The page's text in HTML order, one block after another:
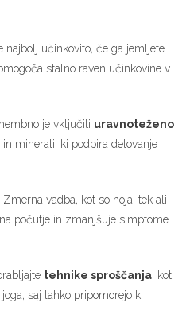
najbolj učinkovito, če ga jemljete
stalno raven učinkovine v
je vključiti uravnoteženo
in minerali, ki podpira delovanje
Zmerna vadba, kot so hoja, tek ali
počutje in zmanjšuje simptome
tehnike sproščanja , kot
saj lahko pripomorejo k